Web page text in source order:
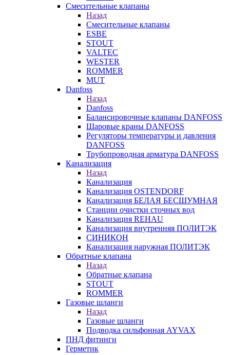
Смесительные клапаны
Назад
Смесительные клапаны
ESBE
STOUT
VALTEC
WESTER
ROMMER
MUT
Danfoss
Назад
Danfoss
Балансировочные клапаны DANFOSS
Шаровые краны DANFOSS
Регуляторы температуры и давления
DANFOSS
Трубопроводная арматура DANFOSS
Канализация
Назад
Канализация
Канализация OSTENDORF
Канализация БЕЛАЯ БЕСШУМНАЯ
Станции очистки сточных вод
Канализация REHAU
Канализация внутренняя ПОЛИТЭК
СИНИКОН
Канализация наружная ПОЛИТЭК
Обратные клапана
Назад
Обратные клапана
STOUT
ROMMER
Газовые шланги
Назад
Газовые шланги
Подводка сильфонная AYVAX
ПНД фитинги
Герметик